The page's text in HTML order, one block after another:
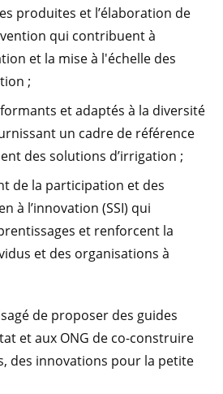
produites et l’élaboration de
qui contribuent à
et la mise à l'échelle des
;
et adaptés à la diversité
un cadre de référence
des solutions d’irrigation ;
de la participation et des
à l’innovation (SSI) qui
et renforcent la
et des organisations à
de proposer des guides
et aux ONG de co-construire
des innovations pour la petite